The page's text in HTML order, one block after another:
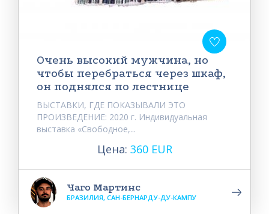
Очень высокий мужчина, но
чтобы перебраться через шкаф,
он поднялся по лестнице
ВЫСТАВКИ, ГДЕ ПОКАЗЫВАЛИ ЭТО
ПРОИЗВЕДЕНИЕ: 2020 г. Индивидуальная
выставка «Свободное,...
Цена: 360 EUR
Чаго Мартинс
БРАЗИЛИЯ, САН-БЕРНАРДУ-ДУ-КАМПУ